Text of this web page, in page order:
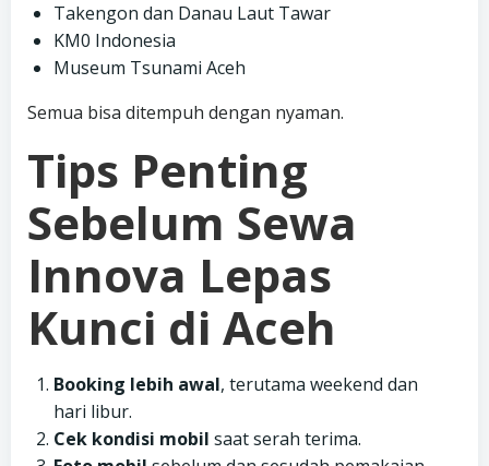
Takengon dan Danau Laut Tawar
KM0 Indonesia
Museum Tsunami Aceh
Semua bisa ditempuh dengan nyaman.
Tips Penting
Sebelum Sewa
Innova Lepas
Kunci di Aceh
Booking lebih awal, terutama weekend dan
hari libur.
Cek kondisi mobil saat serah terima.